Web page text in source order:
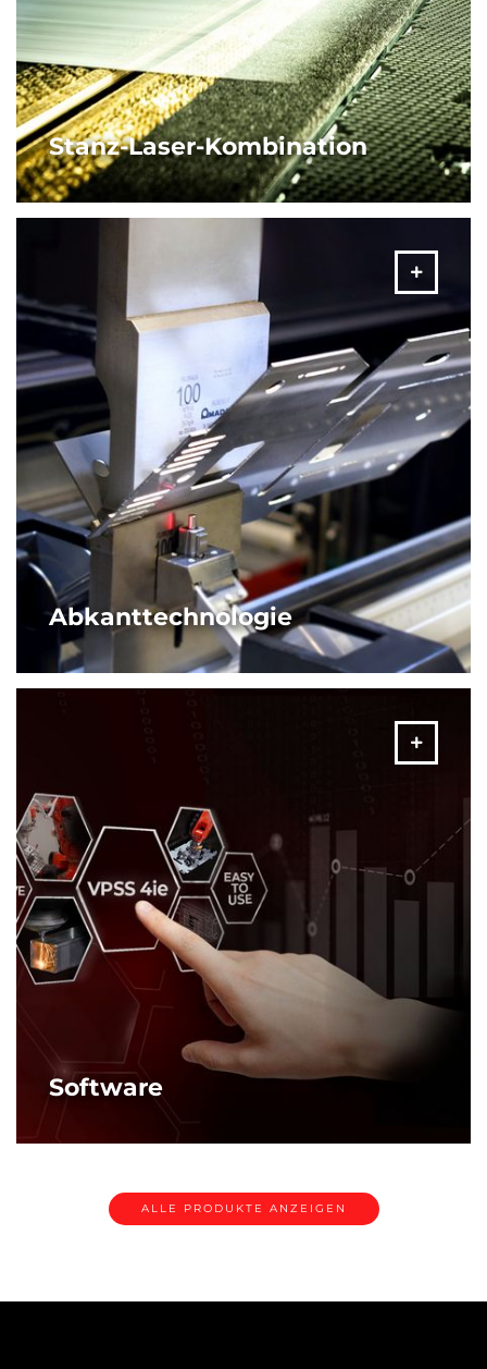
Stanz-Laser-Kombination
Die Stanz-Laser-Kombinationsmaschinen von AMADA sind
die ultimative Lösung für die Blechbearbeitung:
Ausgestattet mit einem Faserlasermodul gestatten sie
MEHR
Abkanttechnologie
Von Abkantpressen bis hin zu Roboterzellen bietet AMADA
vielfältige Lösungen und Konfigurationsmöglichkeiten -
passgenau für ihre individuellen Fertigungsanforderungen.
Software
optimieren, Nacharbeit vermeiden
ALLE PRODUKTE ANZEIGEN